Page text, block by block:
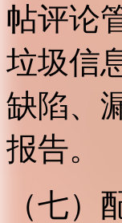
帖评论
垃圾信
缺陷、
报告。
（七